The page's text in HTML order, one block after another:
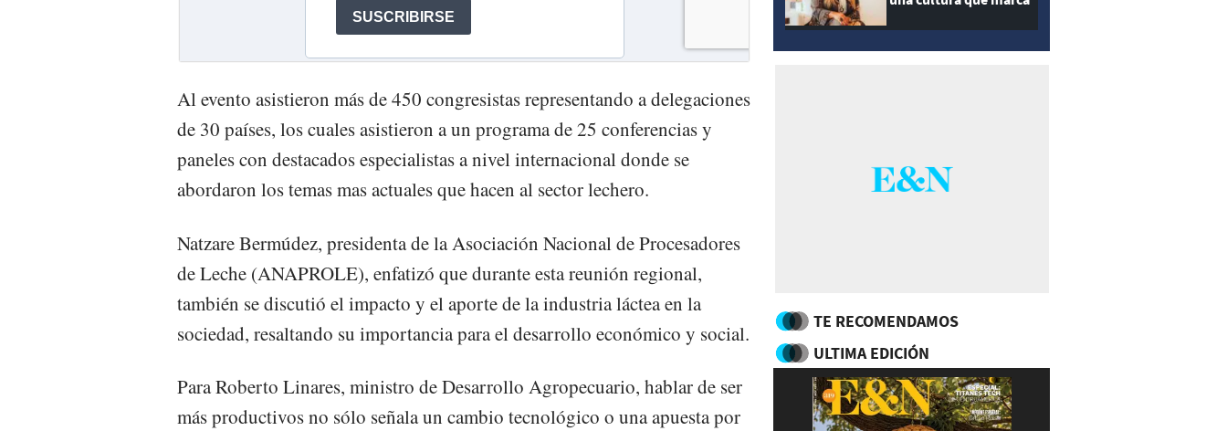
Al evento asistieron más de 450 congresistas representando a delegaciones
de 30 países, los cuales asistieron a un programa de 25 conferencias y
paneles con destacados especialistas a nivel internacional donde se
abordaron los temas mas actuales que hacen al sector lechero.
Natzare Bermúdez, presidenta de la Asociación Nacional de Procesadores
de Leche (ANAPROLE), enfatizó que durante esta reunión regional,
también se discutió el impacto y el aporte de la industria láctea en la
sociedad, resaltando su importancia para el desarrollo económico y social.
Para Roberto Linares, ministro de Desarrollo Agropecuario, hablar de ser
más productivos no sólo señala un cambio tecnológico o una apuesta por
TE RECOMENDAMOS
ULTIMA EDICIÓN